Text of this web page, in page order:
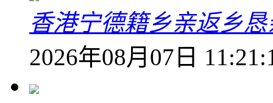
香港宁德籍乡亲返乡
2026年08月07日